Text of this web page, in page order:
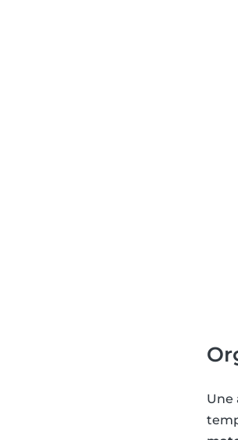
Une